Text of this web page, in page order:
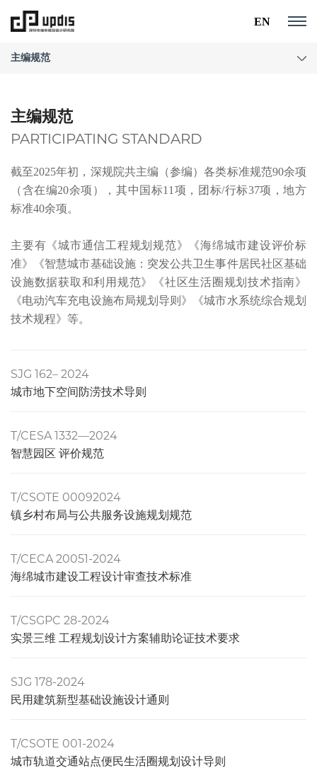
EN
主编规范
主编规范
PARTICIPATING STANDARD
截至2025年初，深规院共主编（参编）各类标准规范90余项
（含在编20余项），其中国标11项，团标/行标37项，地方
标准40余项。
主要有《城市通信工程规划规范》《海绵城市建设评价标
准》《智慧城市基础设施：突发公共卫生事件居民社区基础
设施数据获取和利用规范》《社区生活圈规划技术指南》
《电动汽车充电设施布局规划导则》《城市水系统综合规划
技术规程》等。
SJG 162– 2024
城市地下空间防涝技术导则
T/CESA 1332—2024
智慧园区 评价规范
T/CSOTE 00092024
镇乡村布局与公共服务设施规划规范
T/CECA 20051-2024
海绵城市建设工程设计审查技术标准
T/CSGPC 28-2024
实景三维 工程规划设计方案辅助论证技术要求
SJG 178-2024
民用建筑新型基础设施设计通则
T/CSOTE 001-2024
城市轨道交通站点便民生活圈规划设计导则